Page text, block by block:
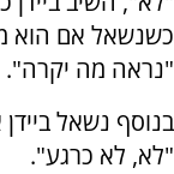
כשנשאל אם הוא
"נראה מה יקרה".
בנוסף נשאל
"לא, לא כרגע".